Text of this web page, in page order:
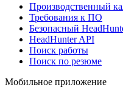
Производственный
Требования к ПО
Безопасный
HeadHunter API
Поиск работы
Поиск по резюме
Мобильное приложение